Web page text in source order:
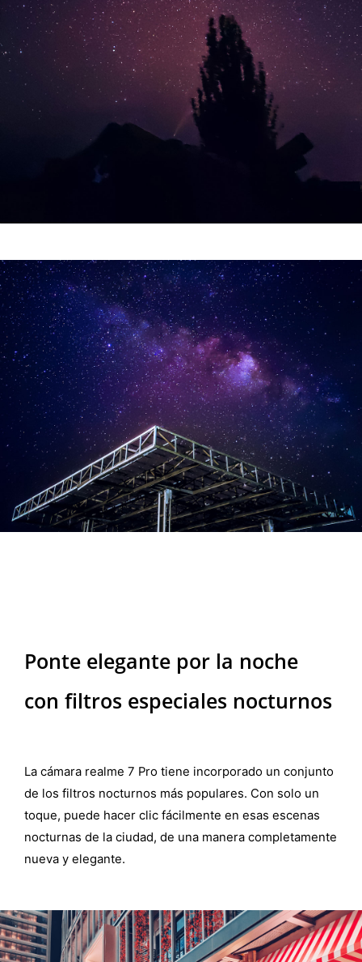
Ponte elegante por la noche
con filtros especiales nocturnos
La cámara realme 7 Pro tiene incorporado un conjunto
de los filtros nocturnos más populares. Con solo un
toque, puede hacer clic fácilmente en esas escenas
nocturnas de la ciudad, de una manera completamente
nueva y elegante.